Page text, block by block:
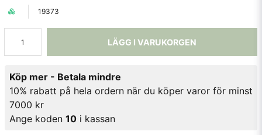
19373
LÄGG I VARUKORGEN
Köp mer - Betala mindre
10% rabatt på hela ordern när du köper varor för minst
7000 kr
Ange koden 10 i kassan